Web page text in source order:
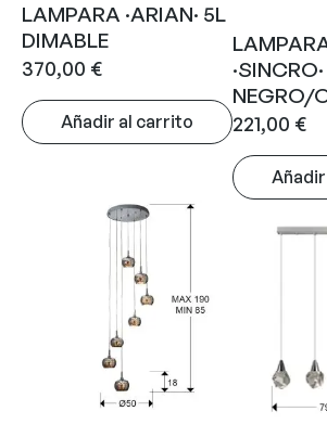
LAMPARA ·ARIAN· 5L
DIMABLE
370,00 €
Añadir al carrito
·SINCRO·
NEGRO/
221,00 €